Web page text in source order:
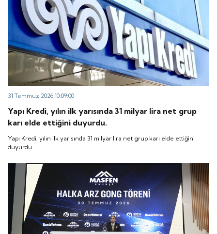
31 Temmuz 2026 10:09:00
Yapı Kredi, yılın ilk yarısında 31 milyar lira net grup
karı elde ettiğini duyurdu.
Yapı Kredi, yılın ilk yarısında 31 milyar lira net grup karı elde ettiğini
duyurdu.